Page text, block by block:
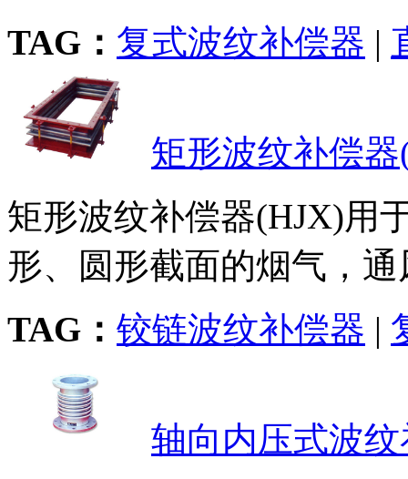
TAG： 复式波纹补偿器 |
矩形波纹补偿器
矩形波纹补偿器(HJX)用
形、圆形截面的烟气，通
TAG： 铰链波纹补偿器 |
轴向内压式波